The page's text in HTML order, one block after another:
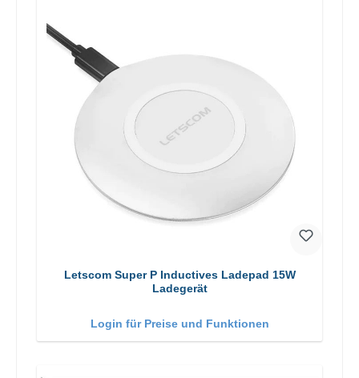
Letscom Super P Inductives Ladepad 15W
Ladegerät
Login für Preise und Funktionen